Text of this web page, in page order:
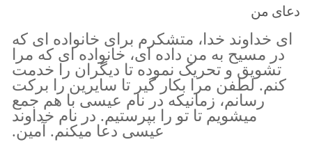
دعای من
ای خداوند خدا، متشکرم برای خانواده ای که
در مسیح به من داده ای، خانواده ای که مرا
تشویق و تحریک نموده تا دیگران را خدمت
کنم. لطفن مرا بکار گیر تا سایرین را برکت
رسانم، زمانیکه در نام عیسی با هم جمع
میشویم تا تو را بپرستیم. در نام خداوند
عیسی دعا میکنم. آمین.